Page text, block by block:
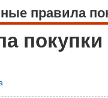
правила